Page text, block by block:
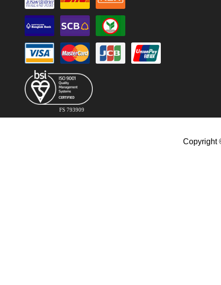
FS 793909
Copyright